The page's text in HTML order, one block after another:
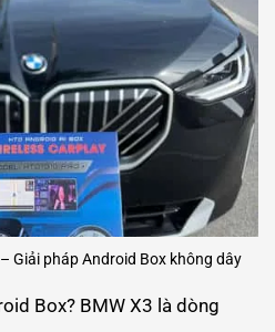
Giải pháp Android Box không dây
Box? BMW X3 là dòng